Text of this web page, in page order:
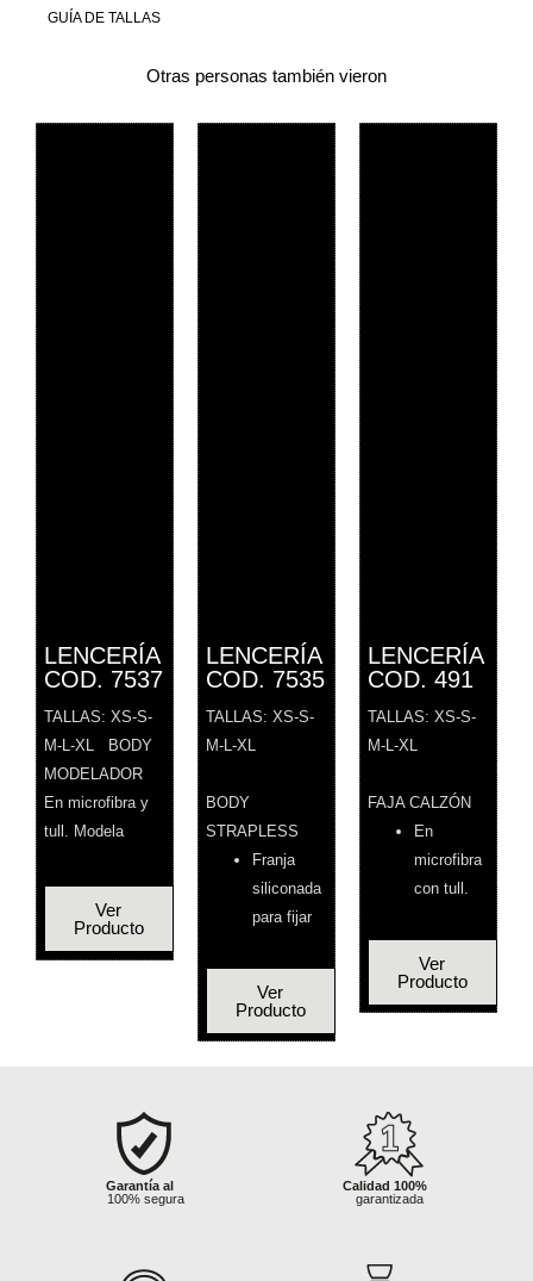
GUÍA DE TALLAS
Otras personas también vieron
LENCERÍA
COD. 7537
TALLAS: XS-S-
M-L-XL BODY
MODELADOR
En microfibra y
tull. Modela
Ver
Producto
LENCERÍA
COD. 7535
TALLAS: XS-S-
M-L-XL
BODY
STRAPLESS
Franja
siliconada
para fijar
Ver
Producto
LENCERÍA
COD. 491
TALLAS: XS-S-
M-L-XL
FAJA CALZÓN
En
microfibra
con tull.
Ver
Producto
Garantía al
100% segura
Calidad 100%
garantizada